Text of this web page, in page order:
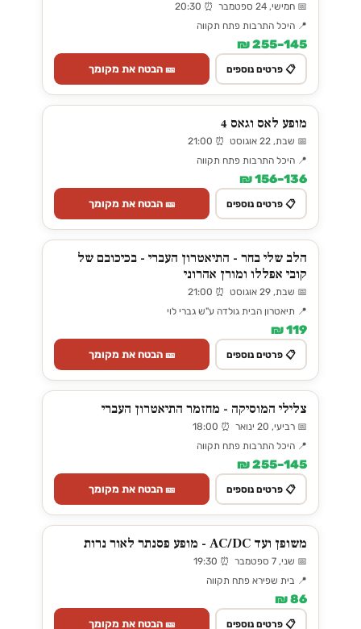
📅 חמישי, 24 ספטמבר ⏰ 20:30
📍 היכל התרבות פתח תקווה
145–255 ₪
📋 פרטים נוספים 🎫 הבטח את מקומך
מופע לאס וגאס 4
📅 שבת, 22 אוגוסט ⏰ 21:00
📍 היכל התרבות פתח תקווה
136–156 ₪
📋 פרטים נוספים 🎫 הבטח את מקומך
הלב שלי בחר - התיאטרון העברי - בכיכובם של
קובי אפללו ומורן אהרוני
📅 שבת, 29 אוגוסט ⏰ 21:00
📍 תיאטרון הבית גולדה ע"ש גברי לוי
119 ₪
📋 פרטים נוספים 🎫 הבטח את מקומך
צלילי המוסיקה - מחזמר התיאטרון העברי
📅 רביעי, 20 ינואר ⏰ 18:00
📍 היכל התרבות פתח תקווה
145–255 ₪
📋 פרטים נוספים 🎫 הבטח את מקומך
משופן ועד AC/DC - מופע פסנתר לאור נרות
📅 שני, 7 ספטמבר ⏰ 19:30
📍 בית שפירא פתח תקווה
86 ₪
📋 פרטים נוספים 🎫 הבטח את מקומך